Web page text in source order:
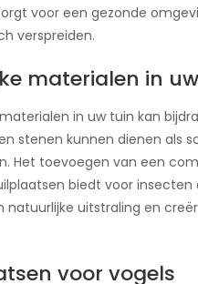
voor een gezonde
verspreiden.
materialen in
in uw tuin kan
stenen kunnen dienen als
Het toevoegen van een
biedt voor insecten
natuurlijke uitstraling en
voor vogels